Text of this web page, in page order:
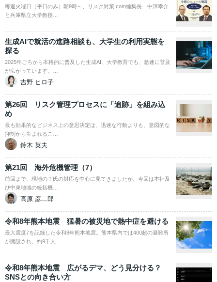
毎週火曜日（平日のみ）朝9時～、リスク対策.com編集長 中澤幸介
と兵庫県立大学教授…
生成AIで就活の進路相談も、大学生の利用実態を
探る
2025年ごろから本格的に普及した生成AI。大学教育でも、急速に普及
が広がっています。…
吉野 ヒロ子
第26回 リスク管理プロセスに「追跡」を組み込
め
最も効果的なビジネス上の意思決定は、迅速な行動よりも、意図的な
抑制から生まれるこ…
鈴木 英夫
第21回 海外危機管理（7）
前回まで、現地のＴ氏の対応を中心に見てきましたが、今回は本社及
び中東地域の統括機…
高原 彦二郎
令和8年熊本地震 猛暑の被災地で熱中症を避ける
最大震度7を記録した令和8年熊本地震。熊本県内では400超の避難所
が開設され、約9千人…
令和8年熊本地震 広がるデマ、どう見分ける？
SNSとの向き合い方